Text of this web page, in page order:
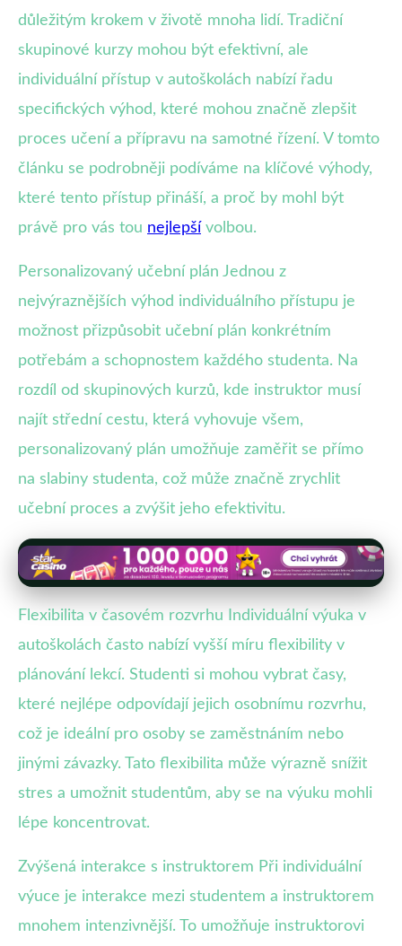
24. 5. 2025· 4 min čtení · Autor: Lukáš Kovář
důležitým krokem v životě mnoha lidí. Tradiční
skupinové kurzy mohou být efektivní, ale
individuální přístup v autoškolách nabízí řadu
specifických výhod, které mohou značně zlepšit
proces učení a přípravu na samotné řízení. V tomto
článku se podrobněji podíváme na klíčové výhody,
které tento přístup přináší, a proč by mohl být
právě pro vás tou nejlepší volbou.
Personalizovaný učební plán Jednou z
nejvýraznějších výhod individuálního přístupu je
možnost přizpůsobit učební plán konkrétním
potřebám a schopnostem každého studenta. Na
rozdíl od skupinových kurzů, kde instruktor musí
najít střední cestu, která vyhovuje všem,
personalizovaný plán umožňuje zaměřit se přímo
na slabiny studenta, což může značně zrychlit
učební proces a zvýšit jeho efektivitu.
Flexibilita v časovém rozvrhu Individuální výuka v
autoškolách často nabízí vyšší míru flexibility v
plánování lekcí. Studenti si mohou vybrat časy,
které nejlépe odpovídají jejich osobnímu rozvrhu,
což je ideální pro osoby se zaměstnáním nebo
jinými závazky. Tato flexibilita může výrazně snížit
stres a umožnit studentům, aby se na výuku mohli
lépe koncentrovat.
Zvýšená interakce s instruktorem Při individuální
výuce je interakce mezi studentem a instruktorem
mnohem intenzivnější. To umožňuje instruktorovi